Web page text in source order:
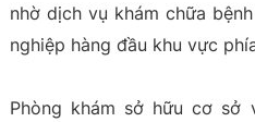
nhờ dịch vụ khám chữa
nghiệp hàng đầu khu vực
Phòng khám sở hữu cơ sở